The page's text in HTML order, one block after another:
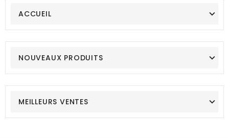
ACCUEIL
NOUVEAUX PRODUITS
MEILLEURS VENTES